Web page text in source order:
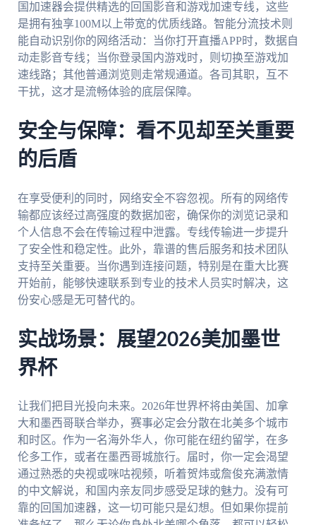
国加速器会提供精选的回国影音和游戏加速专线，这些
是拥有独享100M以上带宽的优质线路。智能分流技术则
能自动识别你的网络活动：当你打开直播APP时，数据自
动走影音专线；当你登录国内游戏时，则切换至游戏加
速线路；其他普通浏览则走常规通道。各司其职，互不
干扰，这才是流畅体验的底层保障。
安全与保障：看不见却至关重要
的后盾
在享受便利的同时，网络安全不容忽视。所有的网络传
输都应该经过高强度的数据加密，确保你的浏览记录和
个人信息不会在传输过程中泄露。专线传输进一步提升
了安全性和稳定性。此外，靠谱的售后服务和技术团队
支持至关重要。当你遇到连接问题，特别是在重大比赛
开始前，能够快速联系到专业的技术人员实时解决，这
份安心感是无可替代的。
实战场景：展望2026美加墨世
界杯
让我们把目光投向未来。2026年世界杯将由美国、加拿
大和墨西哥联合举办，赛事必定会分散在北美多个城市
和时区。作为一名海外华人，你可能在纽约留学，在多
伦多工作，或者在墨西哥城旅行。届时，你一定会渴望
通过熟悉的央视或咪咕视频，听着贺炜或詹俊充满激情
的中文解说，和国内亲友同步感受足球的魅力。没有可
靠的回国加速器，这一切可能只是幻想。但如果你提前